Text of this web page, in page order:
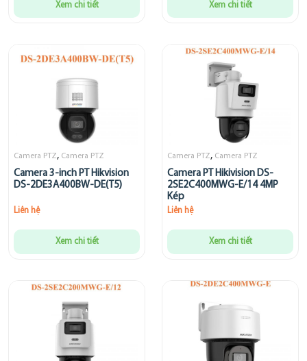
Xem chi tiết Xem chi tiết
Camera PTZ, Camera PTZ
Camera 3-inch PT Hikvision
DS-2DE3A400BW-DE(T5)
Liên hệ
Xem chi tiết
Camera PTZ, Camera PTZ
Camera PT Hikivision DS-
2SE2C400MWG-E/14 4MP
Kép
Liên hệ
Xem chi tiết